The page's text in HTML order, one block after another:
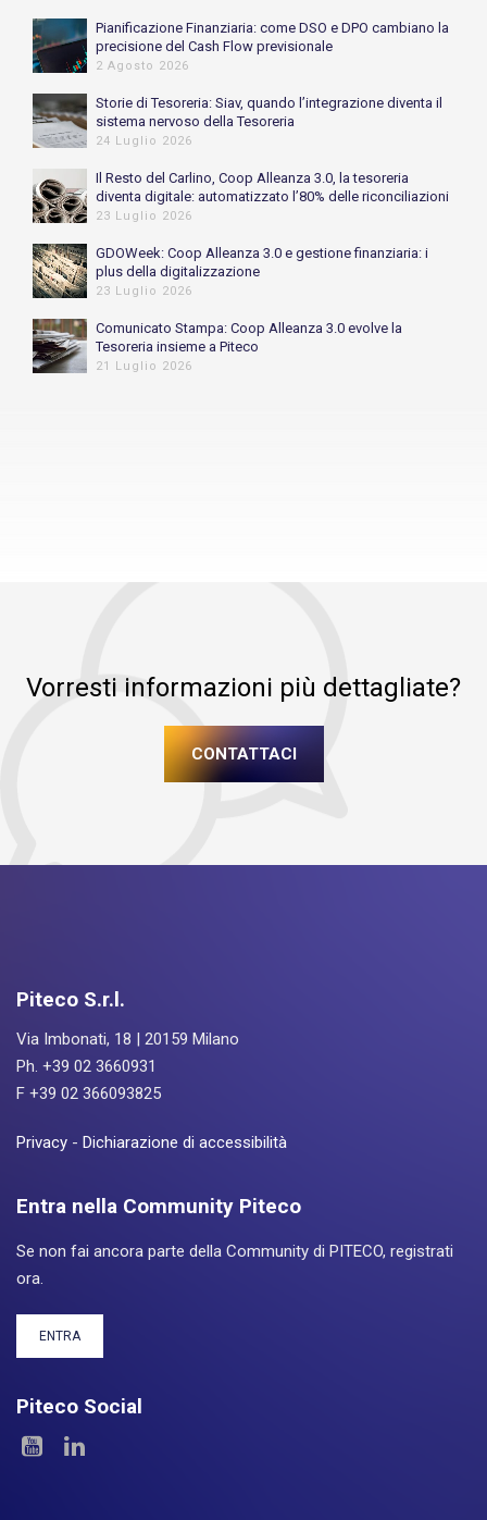
Pianificazione Finanziaria: come DSO e DPO cambiano la
precisione del Cash Flow previsionale
2 Agosto 2026
Storie di Tesoreria: Siav, quando l’integrazione diventa il
sistema nervoso della Tesoreria
24 Luglio 2026
Il Resto del Carlino, Coop Alleanza 3.0, la tesoreria
diventa digitale: automatizzato l’80% delle riconciliazioni
bancarie
23 Luglio 2026
GDOWeek: Coop Alleanza 3.0 e gestione finanziaria: i
plus della digitalizzazione
23 Luglio 2026
Comunicato Stampa: Coop Alleanza 3.0 evolve la
Tesoreria insieme a Piteco
21 Luglio 2026
Vorresti informazioni più dettagliate?
CONTATTACI
Piteco S.r.l.
Via Imbonati, 18 | 20159 Milano
Ph. +39 02 3660931
F +39 02 366093825
Privacy - Dichiarazione di accessibilità
Entra nella Community Piteco
Se non fai ancora parte della Community di PITECO, registrati
ora.
ENTRA
Piteco Social